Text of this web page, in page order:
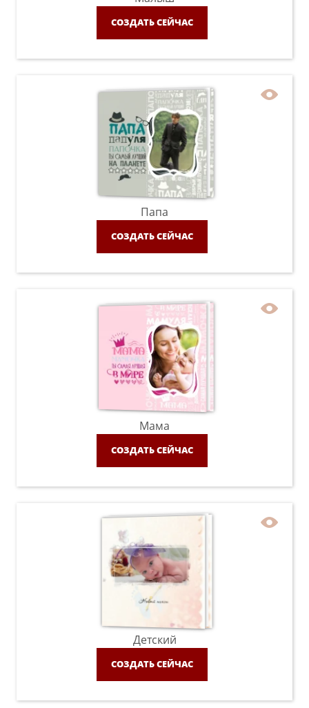
СОЗДАТЬ СЕЙЧАС
Папа
СОЗДАТЬ СЕЙЧАС
Мама
СОЗДАТЬ СЕЙЧАС
Детский
СОЗДАТЬ СЕЙЧАС